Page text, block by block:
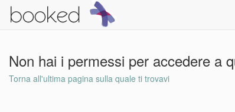
Non hai i permessi per accedere a
Torna all'ultima pagina sulla quale ti trovavi